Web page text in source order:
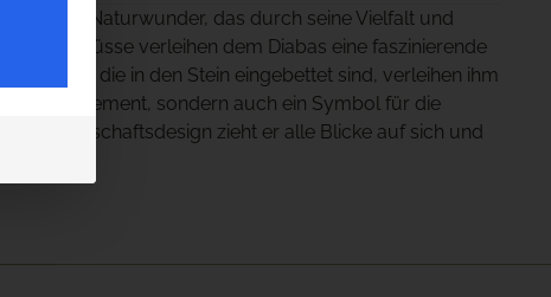
wahres Naturwunder, das durch seine Vielfalt und
verleihen dem Diabas eine faszinierende
Blüten, die in den Stein eingebettet sind, verleihen ihm
Element, sondern auch ein Symbol für die
Landschaftsdesign zieht er alle Blicke auf sich und